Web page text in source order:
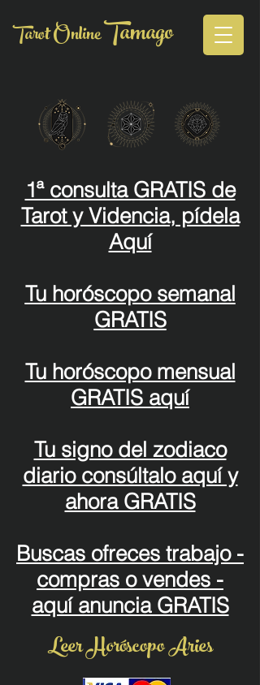
Tarot OnlineTamago
Leer Horóscopo Aries
1ª consulta GRATIS de
Tarot y Videncia, pídela
Aquí
Tu horóscoposemanal
GRATIS
Tu horóscopo mensual
GRATIS aquí
Tu signo del zodiaco
diario consúltalo aquí y
ahora GRATIS
Buscas ofreces trabajo -
compras o vendes -
aquí anuncia GRATIS